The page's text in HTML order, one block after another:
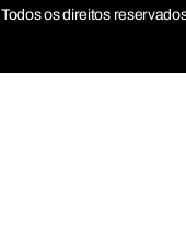
Todos os direitos